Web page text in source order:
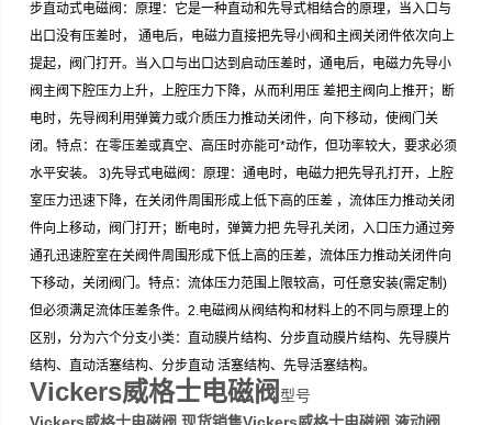
步直动式电磁阀：原理：它是一种直动和先导式相结合的原理，当入口与
出口没有压差时， 通电后，电磁力直接把先导小阀和主阀关闭件依次向上
提起，阀门打开。当入口与出口达到启动压差时，通电后，电磁力先导小
阀主阀下腔压力上升，上腔压力下降，从而利用压 差把主阀向上推开；断
电时，先导阀利用弹簧力或介质压力推动关闭件，向下移动，使阀门关
闭。特点：在零压差或真空、高压时亦能可*动作，但功率较大，要求必须
水平安装。 3)先导式电磁阀：原理：通电时，电磁力把先导孔打开，上腔
室压力迅速下降，在关闭件周围形成上低下高的压差 ，流体压力推动关闭
件向上移动，阀门打开；断电时，弹簧力把 先导孔关闭，入口压力通过旁
通孔迅速腔室在关阀件周围形成下低上高的压差，流体压力推动关闭件向
下移动，关闭阀门。特点：流体压力范围上限较高，可任意安装(需定制)
但必须满足流体压差条件。2.电磁阀从阀结构和材料上的不同与原理上的
区别，分为六个分支小类：直动膜片结构、分步直动膜片结构、先导膜片
结构、直动活塞结构、分步直动 活塞结构、先导活塞结构。
Vickers威格士电磁阀 型号